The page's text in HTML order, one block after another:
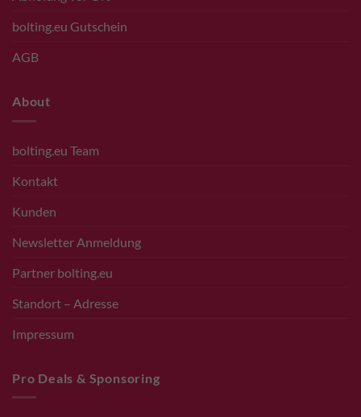
bolting.eu Gutschein
AGB
About
bolting.eu Team
Kontakt
Kunden
Newsletter Anmeldung
Partner bolting.eu
Standort – Adresse
Impressum
Pro Deals & Sponsoring